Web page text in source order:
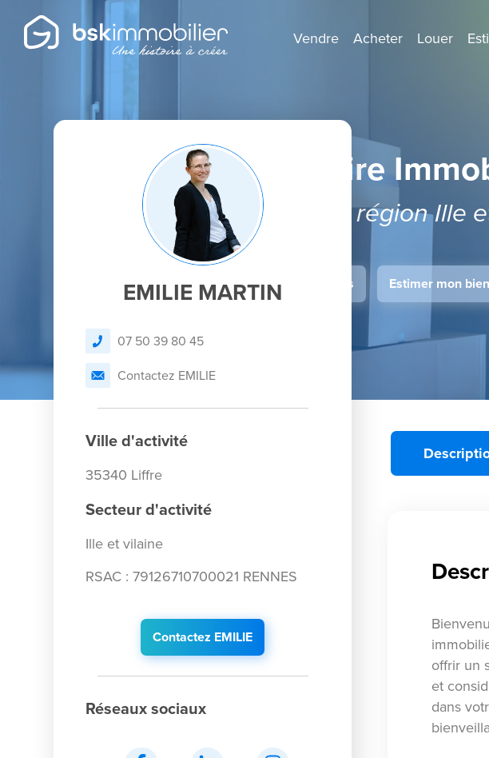
Vendre Acheter Louer
Agent Mandataire
Spécialiste de la région Ille
Je dépose un avis Estimer mon bien
EMILIE MARTIN
07 50 39 80 45
Contactez EMILIE
Ville d'activité
35340 Liffre
Secteur d'activité
Ille et vilaine
RSAC : 79126710700021 RENNES
Contactez EMILIE
Réseaux sociaux
offrir un
et
dans